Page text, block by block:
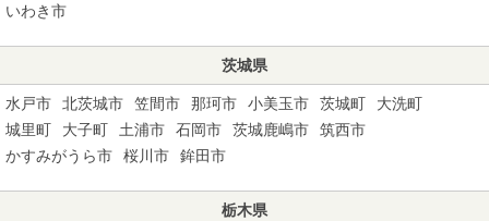
いわき市
茨城県
水戸市 北茨城市 笠間市 那珂市 小美玉市 茨城町
大洗町
城里町
大子町 土浦市 石岡市 茨城鹿嶋市
筑西市
かすみがうら市
桜川市 鉾田市
栃木県